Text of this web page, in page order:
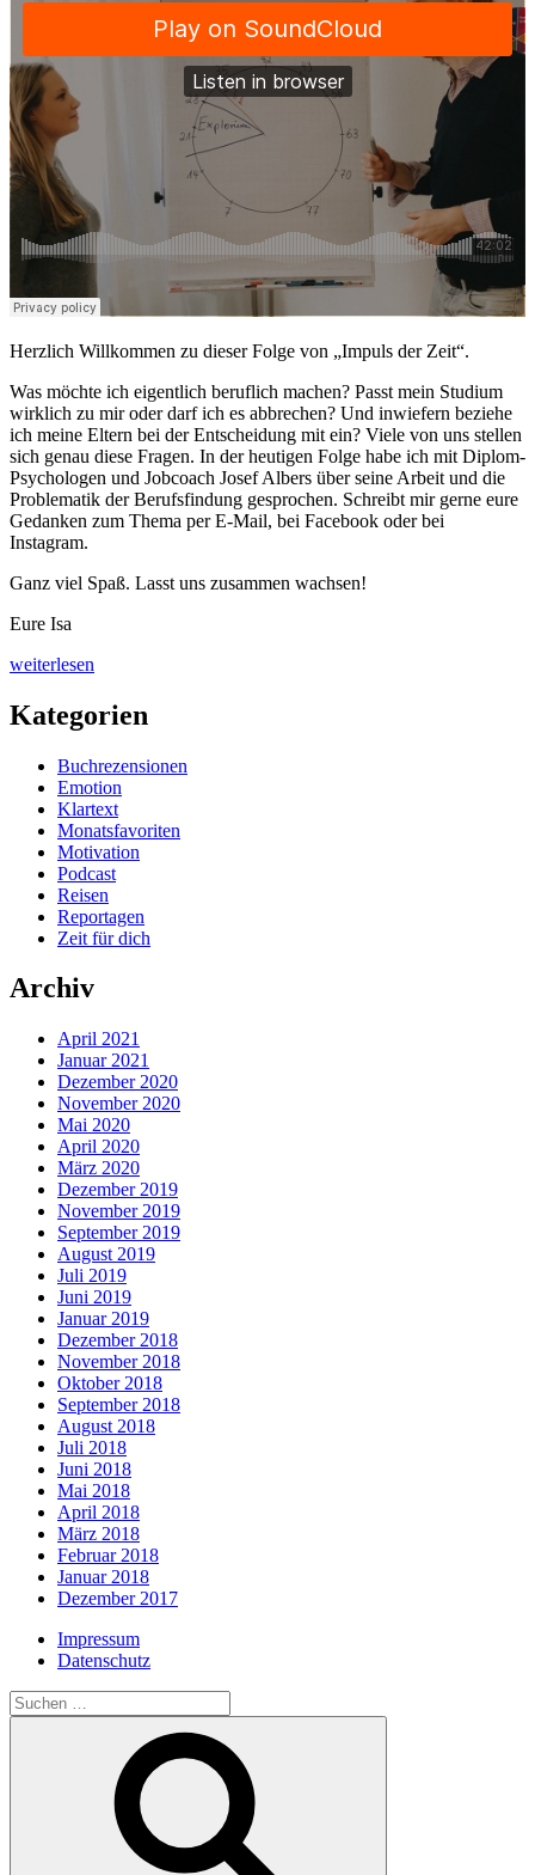
Herzlich Willkommen zu dieser Folge von „Impuls der Zeit“.
Was möchte ich eigentlich beruflich machen? Passt mein Studium
wirklich zu mir oder darf ich es abbrechen? Und inwiefern beziehe
ich meine Eltern bei der Entscheidung mit ein? Viele von uns stellen
sich genau diese Fragen. In der heutigen Folge habe ich mit Diplom-
Psychologen und Jobcoach Josef Albers über seine Arbeit und die
Problematik der Berufsfindung gesprochen. Schreibt mir gerne eure
Gedanken zum Thema per E-Mail, bei Facebook oder bei
Instagram.
Ganz viel Spaß. Lasst uns zusammen wachsen!
Eure Isa
„Wie
ich
den
passt?
Interview
Diplom-
Psychologe
Josef
weiterlesen
Kategorien
Buchrezensionen
Emotion
Klartext
Monatsfavoriten
Motivation
Podcast
Reisen
Reportagen
Zeit für dich
Archiv
April 2021
Januar 2021
Dezember 2020
November 2020
Mai 2020
April 2020
März 2020
Dezember 2019
November 2019
September 2019
August 2019
Juli 2019
Juni 2019
Januar 2019
Dezember 2018
November 2018
Oktober 2018
September 2018
August 2018
Juli 2018
Juni 2018
Mai 2018
April 2018
März 2018
Februar 2018
Januar 2018
Dezember 2017
Impressum
Datenschutz
Suche
nach: